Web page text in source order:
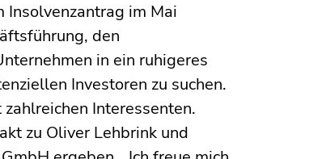
im Mai
den
in ein ruhigeres
Investoren zu suchen.
Interessenten.
zu Oliver Lehbrink und